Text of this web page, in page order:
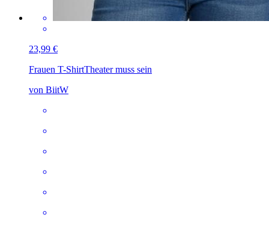
23,99 €
Frauen T-ShirtTheater muss sein
von BiitW